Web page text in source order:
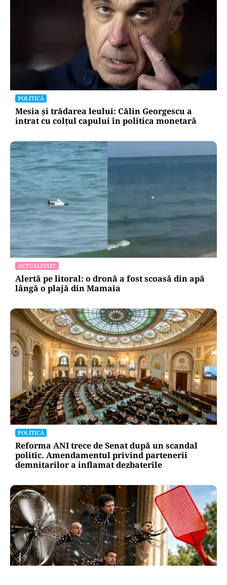
POLITICĂ
Mesia și trădarea leului: Călin Georgescu a
intrat cu colțul capului în politica monetară
ACTUALITATE
Alertă pe litoral: o dronă a fost scoasă din apă
lângă o plajă din Mamaia
POLITICĂ
Reforma ANI trece de Senat după un scandal
politic. Amendamentul privind partenerii
demnitarilor a inflamat dezbaterile